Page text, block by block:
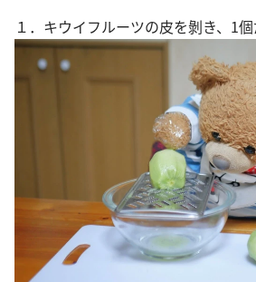
１．キウイフルーツの皮を剝き、1個